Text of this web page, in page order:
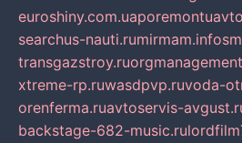
euroshiny.com.ua
searchus-nauti.rumirmam.info
transgazstroy.ru
xtreme-rp.ruwasdpvp.ruvoda-
orenferma.ruavtoservis-
backstage-682-music.ru